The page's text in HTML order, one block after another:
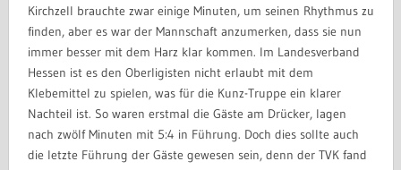
Kirchzell brauchte zwar einige Minuten, um seinen Rhythmus zu
finden, aber es war der Mannschaft anzumerken, dass sie nun
immer besser mit dem Harz klar kommen. Im Landesverband
Hessen ist es den Oberligisten nicht erlaubt mit dem
Klebemittel zu spielen, was für die Kunz-Truppe ein klarer
Nachteil ist. So waren erstmal die Gäste am Drücker, lagen
nach zwölf Minuten mit 5:4 in Führung. Doch dies sollte auch
die letzte Führung der Gäste gewesen sein, denn der TVK fand